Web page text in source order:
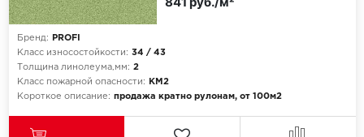
Бренд:
PROFI
Класс износостойкости: 34 / 43
Толщина линолеума,мм: 2
Класс пожарной опасности:
КМ2
Короткое описание: продажа кратно рулонам, от 100м2